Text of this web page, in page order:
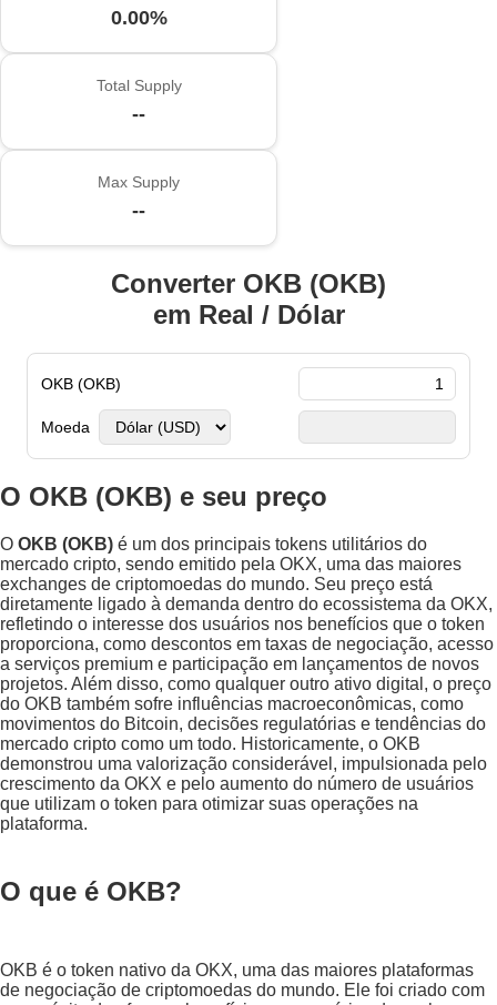
0.00%
Total Supply
--
Max Supply
--
Converter OKB (OKB)
em Real / Dólar
OKB (OKB)
Moeda
O OKB (OKB) e seu preço
O OKB (OKB) é um dos principais tokens utilitários do
mercado cripto, sendo emitido pela OKX, uma das maiores
exchanges de criptomoedas do mundo. Seu preço está
diretamente ligado à demanda dentro do ecossistema da OKX,
refletindo o interesse dos usuários nos benefícios que o token
proporciona, como descontos em taxas de negociação, acesso
a serviços premium e participação em lançamentos de novos
projetos. Além disso, como qualquer outro ativo digital, o preço
do OKB também sofre influências macroeconômicas, como
movimentos do Bitcoin, decisões regulatórias e tendências do
mercado cripto como um todo. Historicamente, o OKB
demonstrou uma valorização considerável, impulsionada pelo
crescimento da OKX e pelo aumento do número de usuários
que utilizam o token para otimizar suas operações na
plataforma.
O que é OKB?
OKB é o token nativo da OKX, uma das maiores plataformas
de negociação de criptomoedas do mundo. Ele foi criado com